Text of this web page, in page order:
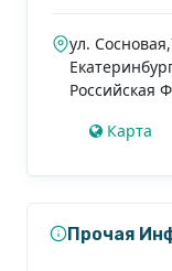
ул.
Екатеринбург
Российская
Карта
Прочая